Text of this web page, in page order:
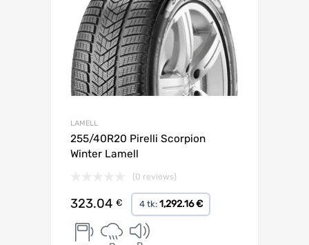
LAMELL
255/40R20 Pirelli Scorpion
Winter Lamell
(0 reviews)
323.04 € 4 tk: 1,292.16 €